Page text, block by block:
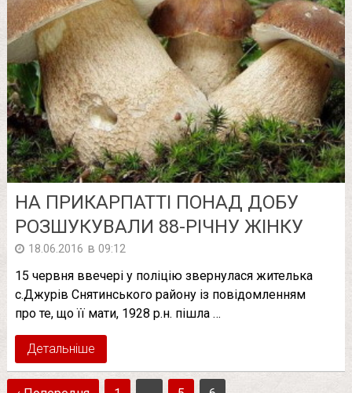
НА ПРИКАРПАТТІ ПОНАД ДОБУ
РОЗШУКУВАЛИ 88-РІЧНУ ЖІНКУ
18.06.2016 в 09:12
15 червня ввечері у поліцію звернулася жителька
с.Джурів Снятинського району із повідомленням
про те, що її мати, 1928 р.н. пішла …
Детальніше